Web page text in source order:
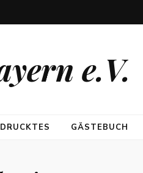
e.V.
GÄSTEBUCH